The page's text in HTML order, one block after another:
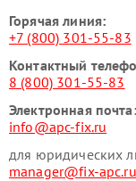
Горячая линия:
+7 (800) 301-55-83
Контактный
8 (800) 301-55-83
Электронная почта:
info@apc-fix.ru
для юридических
manager@fix-apc.ru